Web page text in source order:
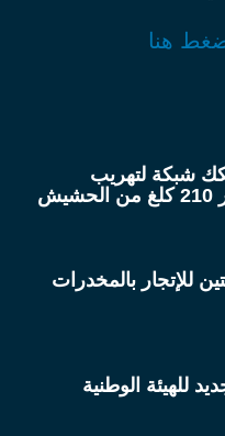
هنا
شبكة لتهريب
للإتجار بالمخدرات
للهيئة الوطنية